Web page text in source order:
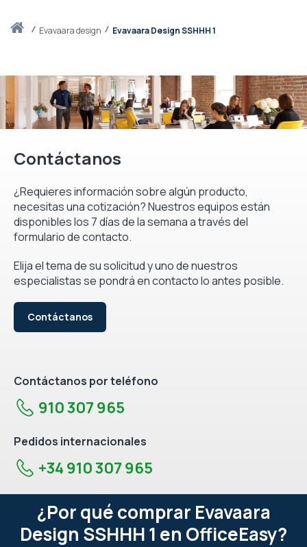
Inicioevavaara design Evavaara Design SSHHH 1
Contáctanos
¿Requieres información sobre algún producto,
necesitas una cotización? Nuestros equipos están
disponibles los 7 días de la semana a través del
formulario de contacto.
Elija el tema de su solicitud y uno de nuestros
especialistas se pondrá en contacto lo antes posible.
Contáctanos
Contáctanos por teléfono
910 307 965
Pedidos internacionales
+34 910 307 965
¿Por qué comprar Evavaara
Design SSHHH 1 en OfficeEasy?